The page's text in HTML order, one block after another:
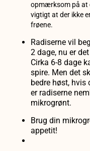
opmærksom på at
vigtigt at der ikke
frøene.
Radiserne vil
2 dage, nu er
Cirka 6-8 dage
spire. Men det
bedre høst, hvis
er radiserne
mikrogrønt.
Brug din
appetit!